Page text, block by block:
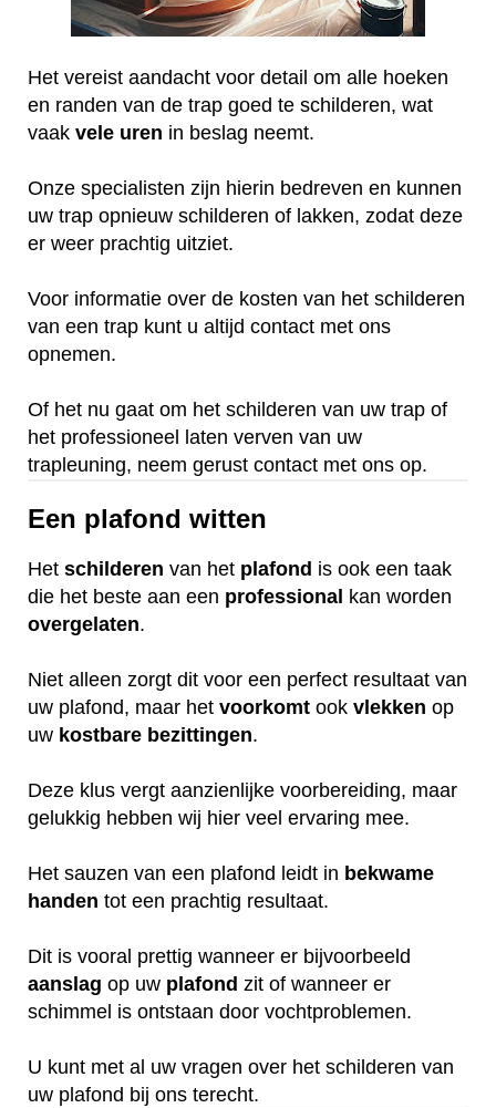
Het vereist aandacht voor detail om alle hoeken
en randen van de trap goed te schilderen, wat
vaak vele uren in beslag neemt.
Onze specialisten zijn hierin bedreven en kunnen
uw trap opnieuw schilderen of lakken, zodat deze
er weer prachtig uitziet.
Voor informatie over de kosten van het schilderen
van een trap kunt u altijd contact met ons
opnemen.
Of het nu gaat om het schilderen van uw trap of
het professioneel laten verven van uw
trapleuning, neem gerust contact met ons op.
Een plafond witten
Het schilderen van het plafond is ook een taak
die het beste aan een professional kan worden
overgelaten.
Niet alleen zorgt dit voor een perfect resultaat van
uw plafond, maar het voorkomt ook vlekken op
uw kostbare bezittingen.
Deze klus vergt aanzienlijke voorbereiding, maar
gelukkig hebben wij hier veel ervaring mee.
Het sauzen van een plafond leidt in bekwame
handen tot een prachtig resultaat.
Dit is vooral prettig wanneer er bijvoorbeeld
aanslag op uw plafond zit of wanneer er
schimmel is ontstaan door vochtproblemen.
U kunt met al uw vragen over het schilderen van
uw plafond bij ons terecht.